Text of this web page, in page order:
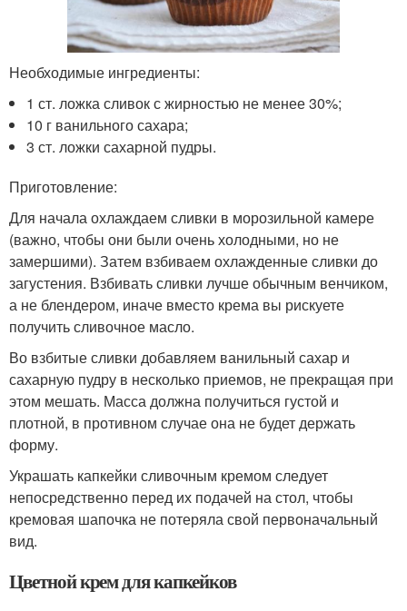
Необходимые ингредиенты:
1 ст. ложка сливок с жирностью не менее 30%;
10 г ванильного сахара;
3 ст. ложки сахарной пудры.
Приготовление:
Для начала охлаждаем сливки в морозильной камере
(важно, чтобы они были очень холодными, но не
замершими). Затем взбиваем охлажденные сливки до
загустения. Взбивать сливки лучше обычным венчиком,
а не блендером, иначе вместо крема вы рискуете
получить сливочное масло.
Во взбитые сливки добавляем ванильный сахар и
сахарную пудру в несколько приемов, не прекращая при
этом мешать. Масса должна получиться густой и
плотной, в противном случае она не будет держать
форму.
Украшать капкейки сливочным кремом следует
непосредственно перед их подачей на стол, чтобы
кремовая шапочка не потеряла свой первоначальный
вид.
Цветной крем для капкейков